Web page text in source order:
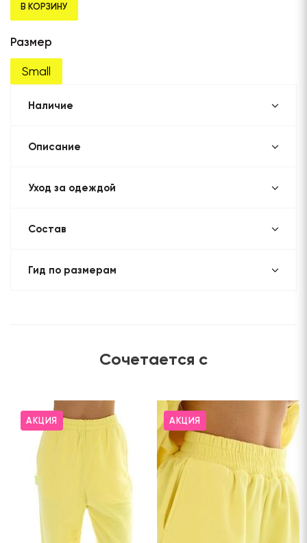
В КОРЗИНУ
Размер
Small
Наличие
Описание
Уход за одеждой
Состав
Гид по размерам
Сочетается с
АКЦИЯ АКЦИЯ